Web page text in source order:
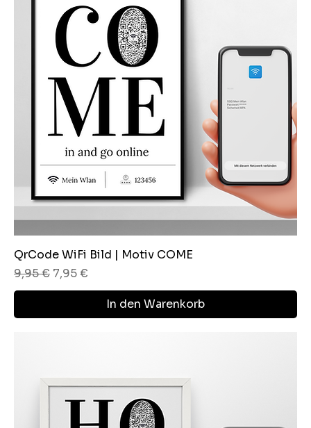
QrCode WiFi Bild | Motiv COME
Standardpreis
9,95 € Sale-Preis
7,95 €
In den Warenkorb